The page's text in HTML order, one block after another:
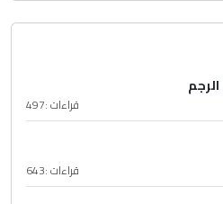
قراءات :497
قراءات :643